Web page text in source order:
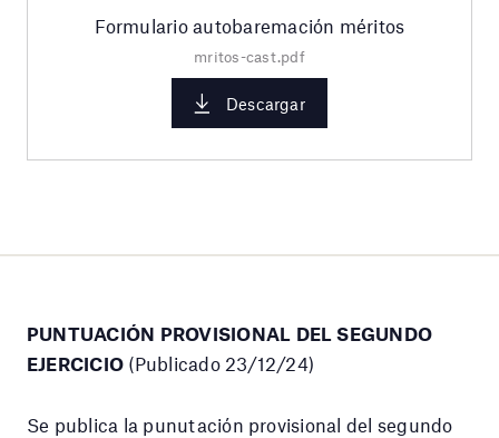
Formulario autobaremación méritos
mritos-cast.pdf
Descargar
PUNTUACIÓN PROVISIONAL DEL SEGUNDO
EJERCICIO (Publicado 23/12/24)
Se publica la punutación provisional del segundo